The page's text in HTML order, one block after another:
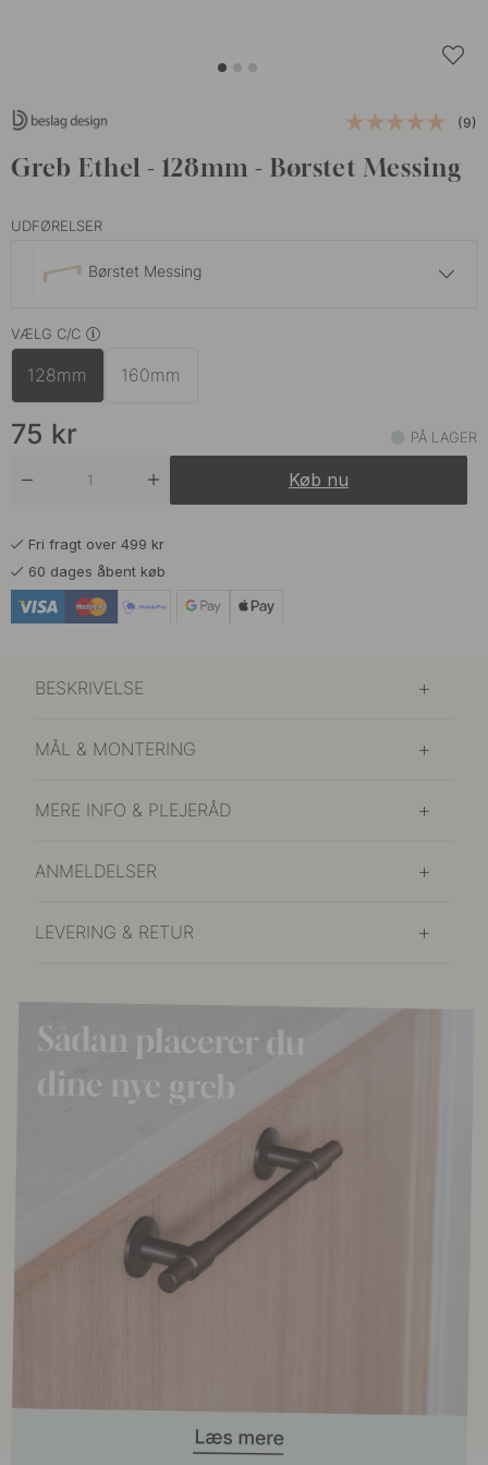
(9)
Greb Ethel - 128mm - Børstet Messing
UDFØRELSER
Børstet Messing
Mat Sort
Rustfrit Look
Varm Bronze
VÆLG C/C
128mm 160mm
75 kr PÅ LAGER
Køb nu
Fri fragt over 499 kr
60 dages åbent køb
BESKRIVELSE
MÅL & MONTERING
MERE INFO & PLEJERÅD
ANMELDELSER
LEVERING & RETUR